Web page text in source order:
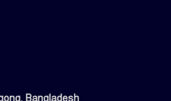
Bangladesh